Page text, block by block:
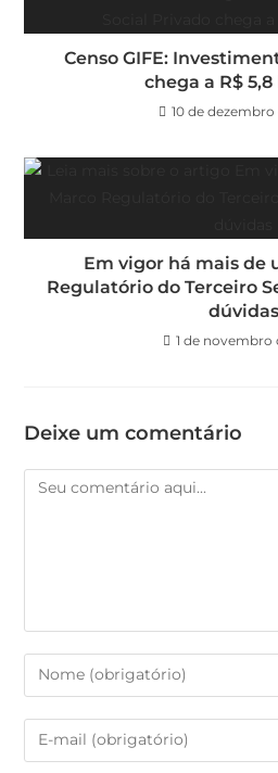
Censo GIFE:
chega a R$
10 de dezembro
Em vigor há mais de
Regulatório do Terceiro
dúvidas
1 de novembro
Deixe um comentário